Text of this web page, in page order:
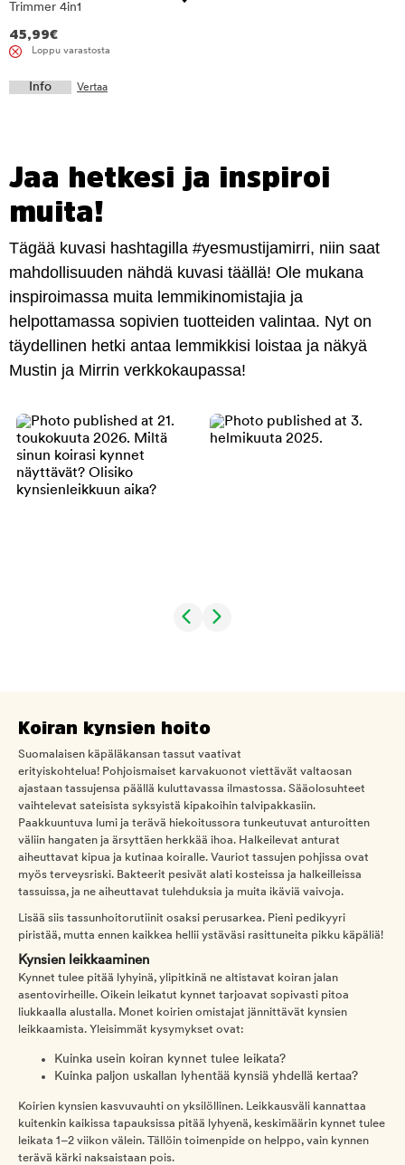
Trimmer 4in1
45,99€
Loppu varastosta
Info Vertaa
Jaa hetkesi ja inspiroi
muita!
Tägää kuvasi hashtagilla #yesmustijamirri, niin saat
mahdollisuuden nähdä kuvasi täällä! Ole mukana
inspiroimassa muita lemmikinomistajia ja
helpottamassa sopivien tuotteiden valintaa. Nyt on
täydellinen hetki antaa lemmikkisi loistaa ja näkyä
Mustin ja Mirrin verkkokaupassa!
Koiran kynsien hoito
Suomalaisen käpäläkansan tassut vaativat
erityiskohtelua! Pohjoismaiset karvakuonot viettävät valtaosan
ajastaan tassujensa päällä kuluttavassa ilmastossa. Sääolosuhteet
vaihtelevat sateisista syksyistä kipakoihin talvipakkasiin.
Paakkuuntuva lumi ja terävä hiekoitussora tunkeutuvat anturoitten
väliin hangaten ja ärsyttäen herkkää ihoa. Halkeilevat anturat
aiheuttavat kipua ja kutinaa koiralle. Vauriot tassujen pohjissa ovat
myös terveysriski. Bakteerit pesivät alati kosteissa ja halkeilleissa
tassuissa, ja ne aiheuttavat tulehduksia ja muita ikäviä vaivoja.
Lisää siis tassunhoitorutiinit osaksi perusarkea. Pieni pedikyyri
piristää, mutta ennen kaikkea hellii ystäväsi rasittuneita pikku käpäliä!
Kynsien leikkaaminen
Kynnet tulee pitää lyhyinä, ylipitkinä ne altistavat koiran jalan
asentovirheille. Oikein leikatut kynnet tarjoavat sopivasti pitoa
liukkaalla alustalla. Monet koirien omistajat jännittävät kynsien
leikkaamista. Yleisimmät kysymykset ovat:
Kuinka usein koiran kynnet tulee leikata?
Kuinka paljon uskallan lyhentää kynsiä yhdellä kertaa?
Koirien kynsien kasvuvauhti on yksilöllinen. Leikkausväli kannattaa
kuitenkin kaikissa tapauksissa pitää lyhyenä, keskimäärin kynnet tulee
leikata 1–2 viikon välein. Tällöin toimenpide on helppo, vain kynnen
terävä kärki naksaistaan pois.